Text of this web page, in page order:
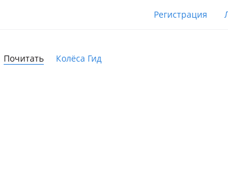
Регистрация
Почитать Колёса Гид